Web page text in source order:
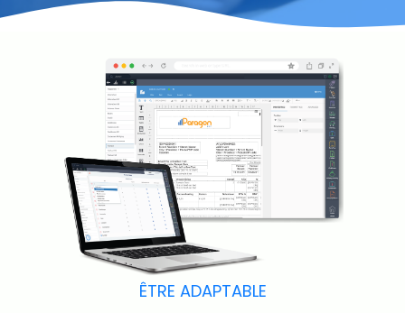
ÊTRE ADAPTABLE